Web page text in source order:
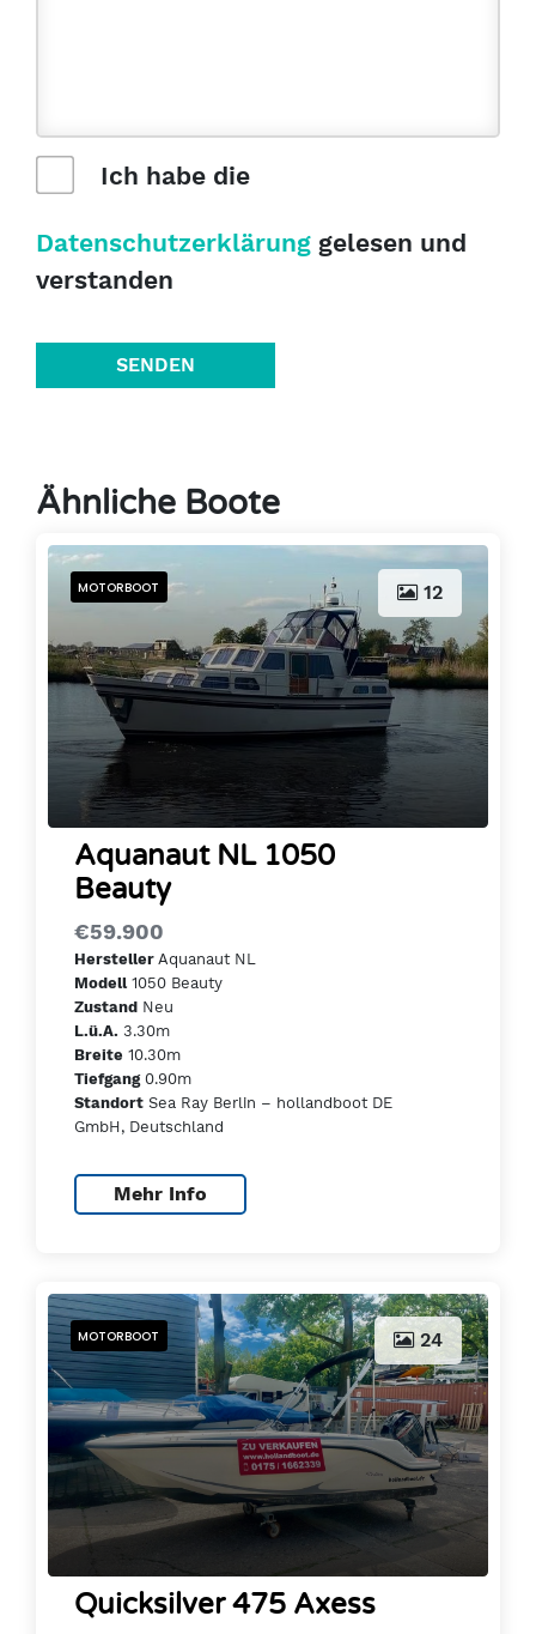
Ich habe die
Datenschutzerklärung gelesen und
verstanden
SENDEN
Ähnliche Boote
12
MOTORBOOT
Aquanaut NL 1050
Beauty
€59.900
Hersteller Aquanaut NL
Modell1050 Beauty
Zustand Neu
L.ü.A. 3.30m
Breite 10.30m
Tiefgang0.90m
Standort Sea Ray Berlin – hollandboot DE
GmbH, Deutschland
Mehr Info
24
MOTORBOOT
Quicksilver 475 Axess